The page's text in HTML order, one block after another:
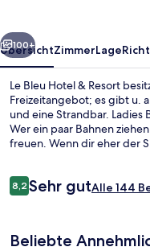
Weiter
100+
ÜbersichtZimmerLage
Le Bleu Hotel & Resort
Freizeitangebot; es gibt u.
und eine Strandbar. Ladies
Wer ein paar Bahnen
freuen. Wenn dir eher der
Gastronomieangebot
Bewertungen
8,28,2 von 10.
Sehr gutAlle 144
Beliebte